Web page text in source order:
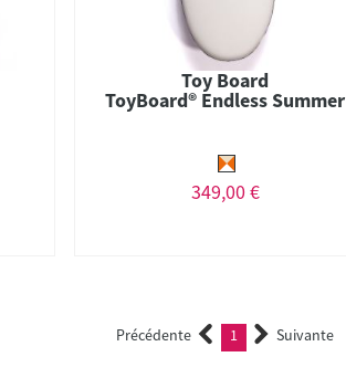
Toy Board
ToyBoard® Endless Summer
349,00 €
Précédente 1 (current)Suivante